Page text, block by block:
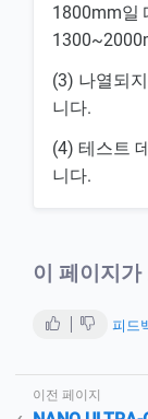
1800mm일
(3) 나열되
니다.
(4) 테스트
니다.
이 페이지
피드